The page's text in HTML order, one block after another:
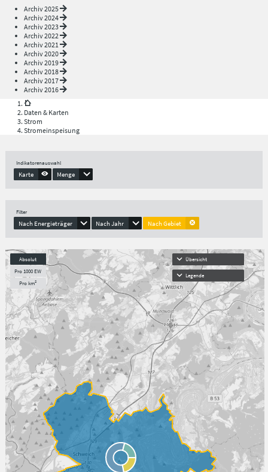
Archiv 2025
Archiv 2024
Archiv 2023
Archiv 2022
Archiv 2021
Archiv 2020
Archiv 2019
Archiv 2018
Archiv 2017
Archiv 2016
Daten & Karten
Strom
Stromeinspeisung
Indikatorenauswahl
Karte Menge
Filter
Nach Energieträger Nach Jahr Nach Gebiet
Absolut
Pro 1000 EW
Pro km²
Übersicht
Legende